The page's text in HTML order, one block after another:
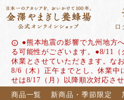
ロ
info ●熊本地震の影響で九州地方
る可能性がございます。●8/11
休業とさせていただきます。な
8/6（木）正午までとし、休業中
せは8/17（月）以降順次対応さ
商品一覧
新商品・季節限定